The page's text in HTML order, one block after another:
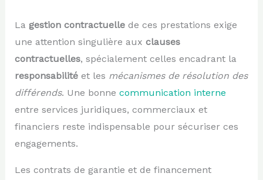
La gestion contractuellede ces prestations exige
une attention singulière aux clauses
contractuelles, spécialement celles encadrant la
responsabilitéet les mécanismes de résolution des
différends. Une bonne communication interne
entre services juridiques, commerciaux et
financiers reste indispensable pour sécuriser ces
engagements.
Les contrats de garantie et de financement